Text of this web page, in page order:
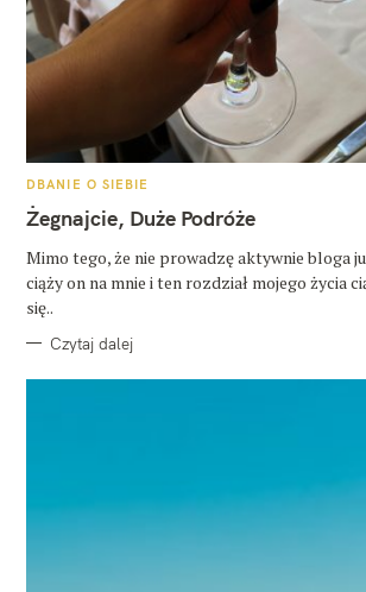
K
T
E
O
R
I
DBANIE O SIEBIE
Żegnajcie, Duże Podróże
Mimo tego, że nie prowadzę aktywnie bloga
ciąży on na mnie i ten rozdział mojego życia
się..
Czytaj dalej